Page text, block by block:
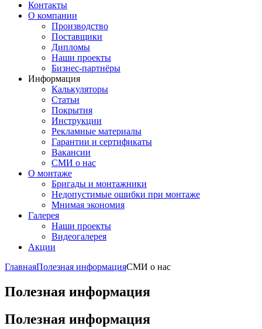
Контакты
О компании
Производство
Поставщики
Дипломы
Наши проекты
Бизнес-партнёры
Информация
Калькуляторы
Статьи
Покрытия
Инструкции
Рекламные материалы
Гарантии и сертификаты
Вакансии
СМИ о нас
О монтаже
Бригады и монтажники
Недопустимые ошибки при монтаже
Мнимая экономия
Галерея
Наши проекты
Видеогалерея
Акции
ГлавнаяПолезная информацияСМИ о нас
Полезная информация
Полезная информация